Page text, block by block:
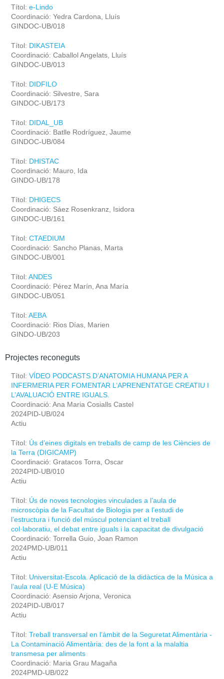
Títol: e-Lindo
Coordinació: Yedra Cardona, Lluís
GINDOC-UB/018
Títol: DIKASTEIA
Coordinació: Caballol Angelats, Lluís
GINDOC-UB/013
Títol: DIDFILO
Coordinació: Silvestre, Sara
GINDOC-UB/173
Títol: DIDAL_UB
Coordinació: Batlle Rodríguez, Jaume
GINDOC-UB/084
Títol: DHISTAC
Coordinació: Mauro, Ida
GINDO-UB/178
Títol: DHIGECS
Coordinació: Sáez Rosenkranz, Isidora
GINDOC-UB/161
Títol: CTAEDIUM
Coordinació: Sancho Planas, Marta
GINDOC-UB/001
Títol: ANDES
Coordinació: Pérez Marín, Ana María
GINDOC-UB/051
Títol: AEBA
Coordinació: Rios Días, Marien
GINDO-UB/203
Projectes reconeguts
Títol: VÍDEO PODCASTS D’ANATOMIA HUMANA PER A
INFERMERIA PER FOMENTAR L’APRENENTATGE CREATIU I
L’AVALUACIÓ ENTRE IGUALS.
Coordinació: Ana Maria Cosialls Castel
2024PID-UB/024
Actiu
Títol: Ús d’eines digitals en treballs de camp de les Ciències de
la Terra (DIGICAMP)
Coordinació: Gratacos Torra, Oscar
2024PID-UB/010
Actiu
Títol: Ús de noves tecnologies vinculades a l’aula de
microscòpia de la Facultat de Biologia per a l’estudi de
l’estructura i funció del múscul potenciant el treball
col·laboratiu, el debat entre iguals i la capacitat de divulgació
Coordinació: Torrella Guio, Joan Ramon
2024PMD-UB/011
Actiu
Títol: Universitat-Escola. Aplicació de la didàctica de la Música a
l’aula real (U-E Música)
Coordinació: Asensio Arjona, Veronica
2024PID-UB/017
Actiu
Títol: Treball transversal en l’àmbit de la Seguretat Alimentària -
La Contaminació Alimentària: des de la font a la malaltia
transmesa per aliments
Coordinació: Maria Grau Magaña
2024PMD-UB/022